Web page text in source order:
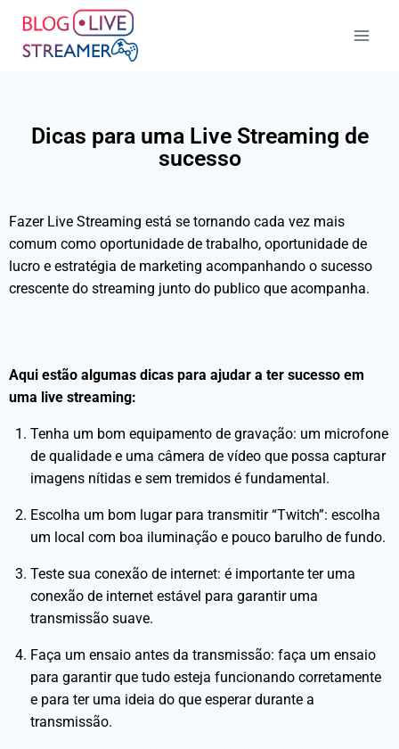
Dicas para uma Live Streaming de
sucesso
Fazer Live Streaming está se tornando cada vez mais
comum como oportunidade de trabalho, oportunidade de
lucro e estratégia de marketing acompanhando o sucesso
crescente do streaming junto do publico que acompanha.
Aqui estão algumas dicas para ajudar a ter sucesso em
uma live streaming:
Tenha um bom equipamento de gravação: um microfone
de qualidade e uma câmera de vídeo que possa capturar
imagens nítidas e sem tremidos é fundamental.
Escolha um bom lugar para transmitir “Twitch”: escolha
um local com boa iluminação e pouco barulho de fundo.
Teste sua conexão de internet: é importante ter uma
conexão de internet estável para garantir uma
transmissão suave.
Faça um ensaio antes da transmissão: faça um ensaio
para garantir que tudo esteja funcionando corretamente
e para ter uma ideia do que esperar durante a
transmissão.